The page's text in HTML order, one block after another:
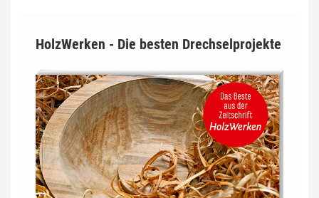
HolzWerken - Die besten Drechselprojekte